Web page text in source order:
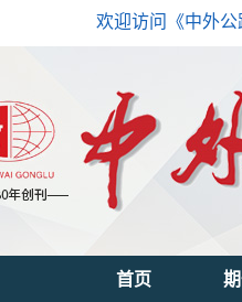
欢迎访问《中外
首页